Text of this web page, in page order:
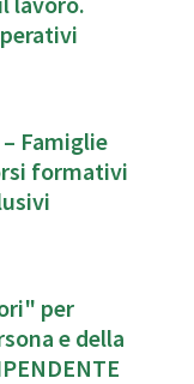
Famiglie
formativi
per
e della